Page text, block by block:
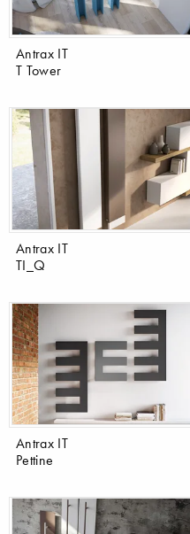
Antrax IT
T Tower
Antrax IT
TI_Q
Antrax IT
Pettine